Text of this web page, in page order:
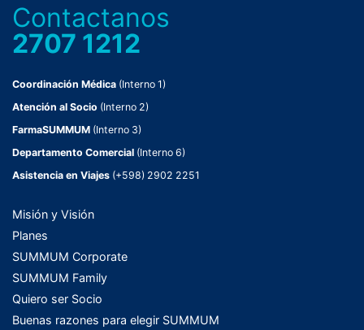
Contactanos
2707 1212
Coordinación Médica (Interno 1)
Atención al Socio (Interno 2)
FarmaSUMMUM (Interno 3)
Departamento Comercial (Interno 6)
Asistencia en Viajes (+598) 2902 2251
Misión y Visión
Planes
SUMMUM Corporate
SUMMUM Family
Quiero ser Socio
Buenas razones para elegir SUMMUM